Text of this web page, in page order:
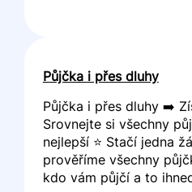
Půjčka i přes dluhy
Půjčka i přes dluhy ➡️
Srovnejte si všechny
nejlepší ⭐ Stačí jedna
prověříme všechny
kdo vám půjčí a to